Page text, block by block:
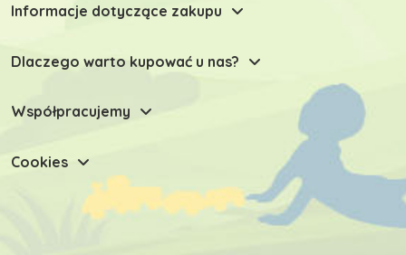
Informacje dotyczące zakupu
Dlaczego warto kupować u nas?
Współpracujemy
Cookies